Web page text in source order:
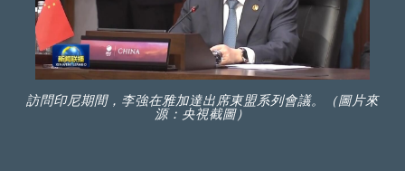
訪問印尼期間，李強在雅加達出席東盟系列會議。（圖片來
源：央視截圖）